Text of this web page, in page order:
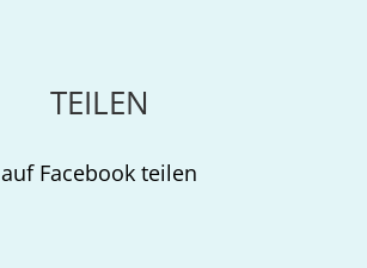
TEILEN
auf Facebook teilen